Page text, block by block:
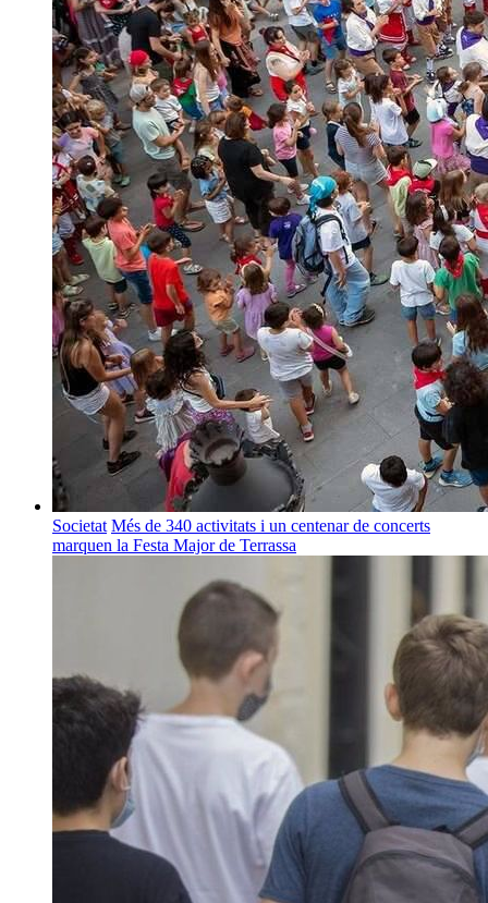
Societat Més de 340 activitats i un centenar de concerts
marquen la Festa Major de Terrassa